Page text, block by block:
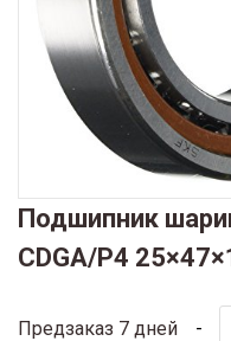
Подшипник
CDGA/P4
Предзаказ 7 дней -